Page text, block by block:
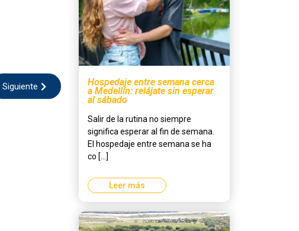
Siguiente Hospedaje entre semana cerca
a Medellín: relájate sin esperar
al sábado
Salir de la rutina no siempre
significa esperar al fin de semana.
El hospedaje entre semana se ha
co [...]
Leer más